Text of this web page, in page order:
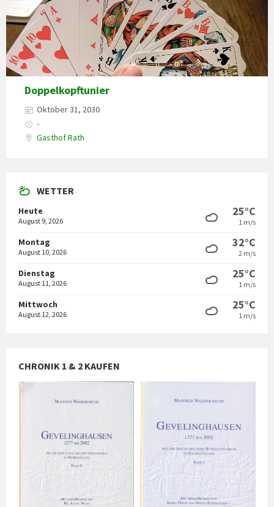
Doppelkopftunier
Oktober 31, 2030
-
Gasthof Rath
WETTER
Heute
August 9, 2026
25°C
1 m/s
Montag
August 10, 2026
32°C
2 m/s
Dienstag
August 11, 2026
25°C
1 m/s
Mittwoch
August 12, 2026
25°C
1 m/s
CHRONIK 1 & 2 KAUFEN